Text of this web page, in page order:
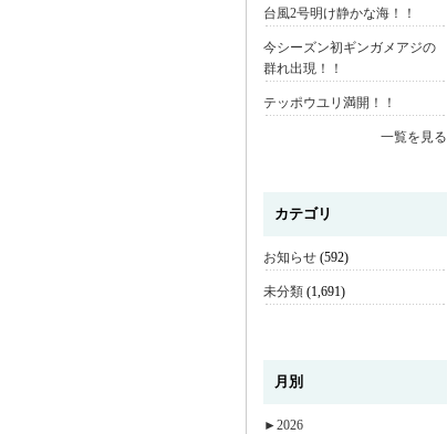
台風2号明け静かな海！！
今シーズン初ギンガメアジの
群れ出現！！
テッポウユリ満開！！
一覧を見る
カテゴリ
お知らせ (592)
未分類 (1,691)
月別
►2026